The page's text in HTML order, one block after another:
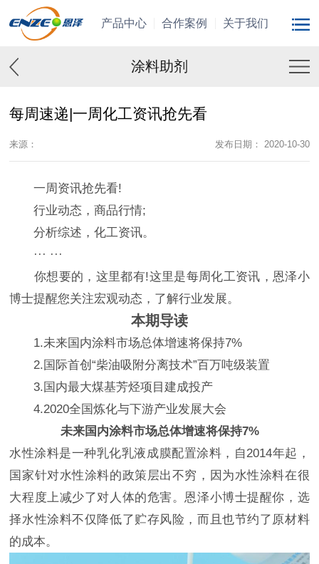
产品中心 合作案例 关于我们
涂料助剂
每周速递|一周化工资讯抢先看
来源： 发布日期： 2020-10-30
一周资讯抢先看!
行业动态，商品行情;
分析综述，化工资讯。
··· ···
你想要的，这里都有!这里是每周化工资讯，恩泽小
博士提醒您关注宏观动态，了解行业发展。
本期导读
1.未来国内涂料市场总体增速将保持7%
2.国际首创“柴油吸附分离技术”百万吨级装置
3.国内最大煤基芳烃项目建成投产
4.2020全国炼化与下游产业发展大会
未来国内涂料市场总体增速将保持7%
水性涂料是一种乳化乳液成膜配置涂料，自2014年起，
国家针对水性涂料的政策层出不穷，因为水性涂料在很
大程度上减少了对人体的危害。恩泽小博士提醒你，选
择水性涂料不仅降低了贮存风险，而且也节约了原材料
的成本。